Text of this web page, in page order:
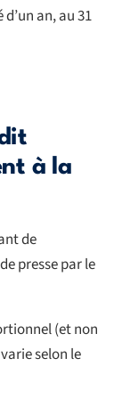
an, au 31
à la
de
presse par le
(et non
selon le